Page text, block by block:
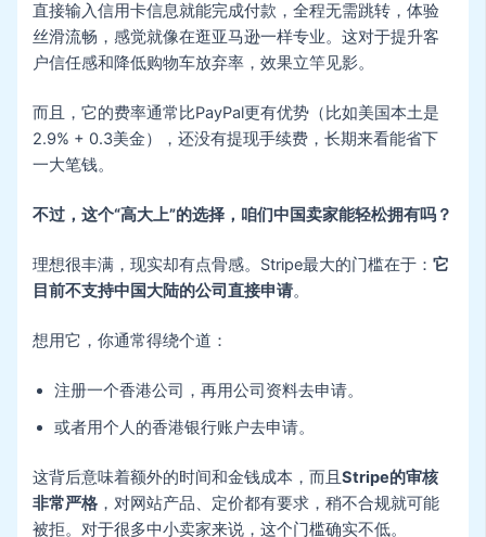
直接输入信用卡信息就能完成付款，全程无需跳转，体验
丝滑流畅，感觉就像在逛亚马逊一样专业。这对于提升客
户信任感和降低购物车放弃率，效果立竿见影。
而且，它的费率通常比PayPal更有优势（比如美国本土是
2.9% + 0.3美金），还没有提现手续费，长期来看能省下
一大笔钱。
不过，这个“高大上”的选择，咱们中国卖家能轻松拥有吗？
理想很丰满，现实却有点骨感。Stripe最大的门槛在于：它
目前不支持中国大陆的公司直接申请。
想用它，你通常得绕个道：
注册一个香港公司，再用公司资料去申请。
或者用个人的香港银行账户去申请。
这背后意味着额外的时间和金钱成本，而且Stripe的审核
非常严格 ，对网站产品、定价都有要求，稍不合规就可能
被拒。对于很多中小卖家来说，这个门槛确实不低。